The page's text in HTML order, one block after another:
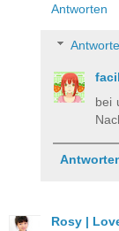
Antworten
bei
Rosy |